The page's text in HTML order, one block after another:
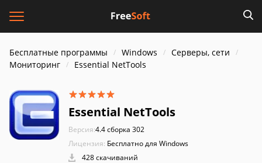
Бесплатные программы Windows
Серверы, сети
Мониторинг
Essential NetTools
Essential NetTools
Версия:4.4 сборка 302
Лицензия: Бесплатно для Windows
428 скачиваний